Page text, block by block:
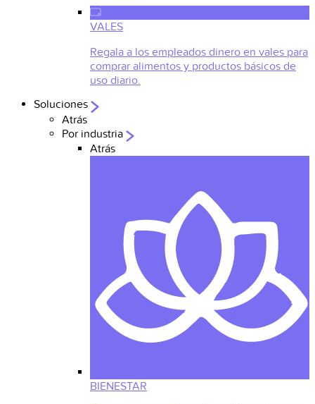
VALES
Regala a los empleados dinero en vales para
comprar alimentos y productos básicos de
uso diario.
Soluciones
Atrás
Por industria
Atrás
BIENESTAR